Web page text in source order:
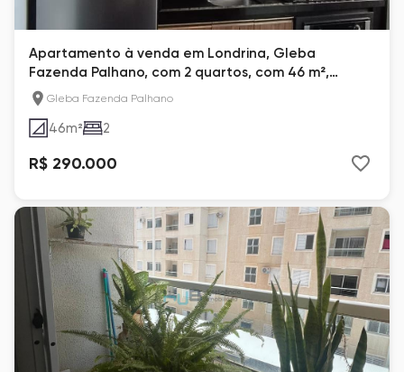
Apartamento à venda em Londrina, Gleba
Fazenda Palhano, com 2 quartos, com 46 m²,
Spazio Leopoldina
Gleba Fazenda Palhano
46m² 2
R$ 290.000